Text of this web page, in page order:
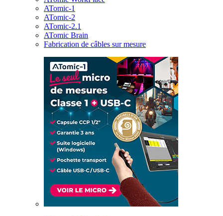
ATomic-1
ATomic-2
ATomic-2.1
ATomic Brain
Fabrication de câbles sur mesure